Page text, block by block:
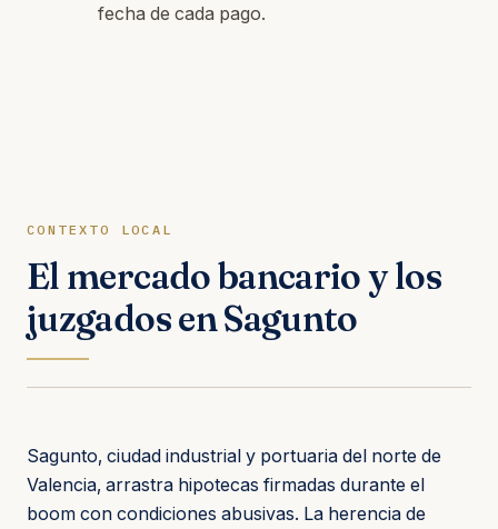
fecha de cada pago.
CONTEXTO LOCAL
El mercado bancario y los
juzgados en Sagunto
Sagunto, ciudad industrial y portuaria del norte de
Valencia, arrastra hipotecas firmadas durante el
boom con condiciones abusivas. La herencia de